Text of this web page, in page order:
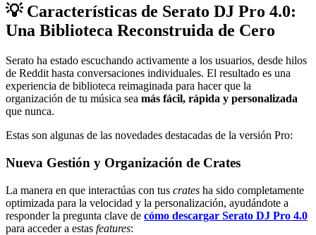
💡 Características de Serato DJ Pro 4.0:
Una Biblioteca Reconstruida de Cero
Serato ha estado escuchando activamente a los usuarios, desde hilos
de Reddit hasta conversaciones individuales. El resultado es una
experiencia de biblioteca reimaginada para hacer que la
organización de tu música sea más fácil, rápida y personalizada
que nunca.
Estas son algunas de las novedades destacadas de la versión Pro:
Nueva Gestión y Organización de Crates
La manera en que interactúas con tus crates ha sido completamente
optimizada para la velocidad y la personalización, ayudándote a
responder la pregunta clave de cómo descargar Serato DJ Pro 4.0
para acceder a estas features: